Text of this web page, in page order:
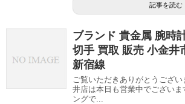
記事を読む
ブランド 貴金属 腕時
切手 買取 販売 小金井
新宿線
ご覧いただきありがとうござ
井店は本日も営業中でござい
ングで...